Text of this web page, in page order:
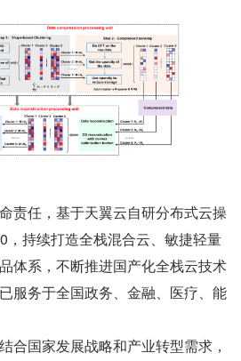
责任，基于天翼云自研分布式云操
，持续打造全栈混合云、敏捷轻量
体系，不断推进国产化全栈云技术
服务于全国政务、金融、医疗、能
合国家发展战略和产业转型需求，